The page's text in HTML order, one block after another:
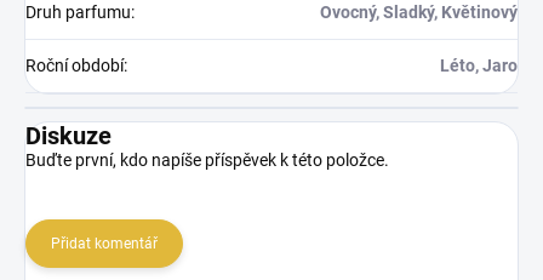
Druh parfumu: Ovocný, Sladký, Květinový
Roční období: Léto, Jaro
Diskuze
Buďte první, kdo napíše příspěvek k této položce.
Přidat komentář